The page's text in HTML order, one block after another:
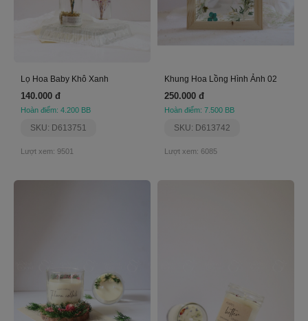
Lọ Hoa Baby Khô Xanh
140.000 đ
Hoàn điểm: 4.200 BB
SKU: D613751
Lượt xem: 9501
Khung Hoa Lồng Hình Ảnh 02
250.000 đ
Hoàn điểm: 7.500 BB
SKU: D613742
Lượt xem: 6085